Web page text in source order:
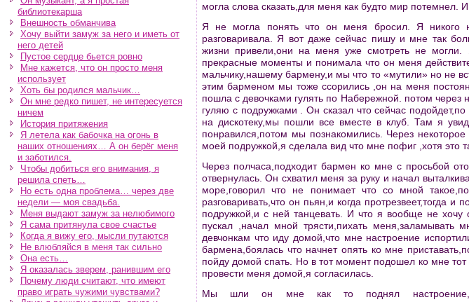
библиотекарша
Внешность обманчива
Хочу выйти замуж за него и иметь от
него детей
Пустое сердце бьется ровно
Мне кажется, что он просто меня
использует
Хоть бы родился мальчик…
Он мне редко пишет, не интересуется
ничем
История притяжения
Я летела как бабочка на огонь в
наших отношениях… А он берёг меня
и заботился.
Чтобы добиться его внимания, я
решила спеть…
Но есть одна проблема… через две
недели — моя свадьба.
Меня выдают замуж за нелюбимого
Я сама притянула свое счастье
Когда я вижу его, мысли путаются
Не влюбляйся в меня так сильно
Она есть…
Я оказалась зверем, ранившим его
Почему люди считают, что имеют
право играть чужими чувствами?
могла слова сказать,для меня как будто мир потемнел.
Я не могла понять что он меня бросил. Я никого
разговаривала. Я вот даже сейчас пишу и мне так
жизни привели,они на меня уже смотреть не
прекрасные моменты и понимала что он меня
мальчику,нашему бармену,и мы что то «мутили» но не
этим барменом мы тоже ссорились ,он на меня
пошла с девочками гулять по Набережной. потом через
гуляю с подружками . Он сказал что сейчас
на дискотеку,мы пошли все вместе в клуб. Там я
понравился,потом мы познакомились. Через
моей подружкой,я сделала вид что мне пофиг ,хотя это
Через полчаса,подходит бармен ко мне с просьбой
отвернулась. Он схватил меня за руку и начал
море,говорил что не понимает что со мной
разговаривать,что он пьян,и когда протрезвеет,тогда
подружкой,и с ней танцевать. И что я вообще не
пускал ,начал мной трясти,пихать
девчонкам что иду домой,что мне настроение
бармена,боялась что начнет опять ко мне
пойду домой спать. Но в тот момент подошел ко мне
провести меня домой,я согласилась.
Мы шли он мне как то поднял